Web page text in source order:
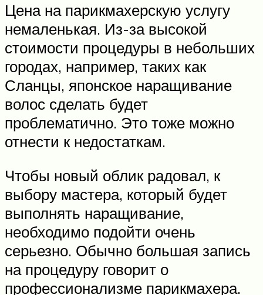
Цена на парикмахерскую услугу
немаленькая. Из-за высокой
стоимости процедуры в небольших
городах, например, таких как
Сланцы, японское наращивание
волос сделать будет
проблематично. Это тоже можно
отнести к недостаткам.
Чтобы новый облик радовал, к
выбору мастера, который будет
выполнять наращивание,
необходимо подойти очень
серьезно. Обычно большая запись
на процедуру говорит о
профессионализме парикмахера.